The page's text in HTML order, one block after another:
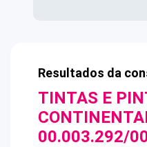
Resultados da
TINTAS E
00.003.292/